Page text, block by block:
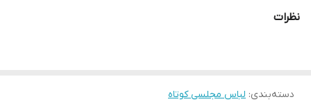
دوستان عزیز در صورت وجود هر گونه مشکل در لباس امکان تعویض
نظرات
دسته‌بندی: لباس مجلسی کوتاه